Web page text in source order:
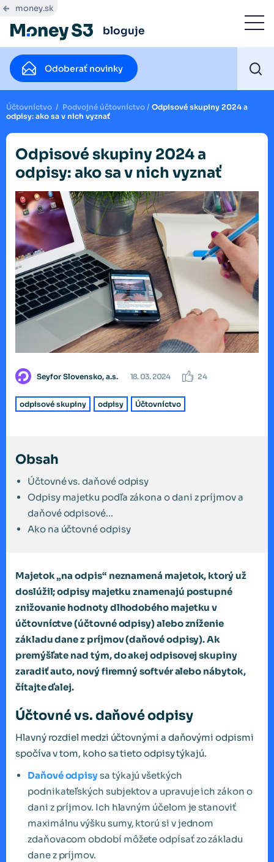
money.sk
bloguje
Odoberať novinky
Účtovníctvo / Podvojné účtovníctvo / Odpisové skupiny 2024 a
odpisy: ako sa v nich vyznať
Odpisové skupiny 2024 a
odpisy: ako sa v nich vyznať
Seyfor Slovensko, a.s. 18. 03. 2024 24
odpisové skupiny odpisy Účtovníctvo
Obsah
Účtovné vs. daňové odpisy
Odpisy majetku podľa zákona o dani z príjmov a
daňové odpisové...
Ako na účtovné odpisy
Majetok „na odpis“ neznamená majetok, ktorý už
doslúžil; odpisy majetku znamenajú postupné
znižovanie hodnoty dlhodobého majetku v
účtovníctve (účtovné odpisy) alebo zníženie
základu dane z príjmov (daňové odpisy). Ak
premýšľate nad tým, do akej odpisovej skupiny
zaradiť auto, nový firemný softvér alebo nábytok,
čítajte ďalej.
Účtovné vs. daňové odpisy
Hlavný rozdiel medzi účtovnými a daňovými odpismi
spočíva v tom, koho sa tieto odpisy týkajú.
Daňové odpisysa týkajú všetkých
podnikateľských subjektov a upravuje ich zákon o
dani z príjmov. Ich hlavným účelom je stanoviť
maximálnu výšku sumy, ktorú si v jednom
zdaňovacom období môžete odpísať zo základu
dane z príjmov.